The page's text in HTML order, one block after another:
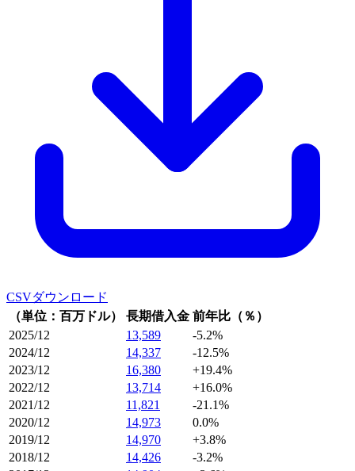
CSVダウンロード
（単位：百万ドル）
長期借入金 前年比（％）
2025/12
13,589
-5.2%
2024/12
14,337
-12.5%
2023/12
16,380
+19.4%
2022/12
13,714
+16.0%
2021/12
11,821
-21.1%
2020/12
14,973
0.0%
2019/12
14,970
+3.8%
2018/12
14,426
-3.2%